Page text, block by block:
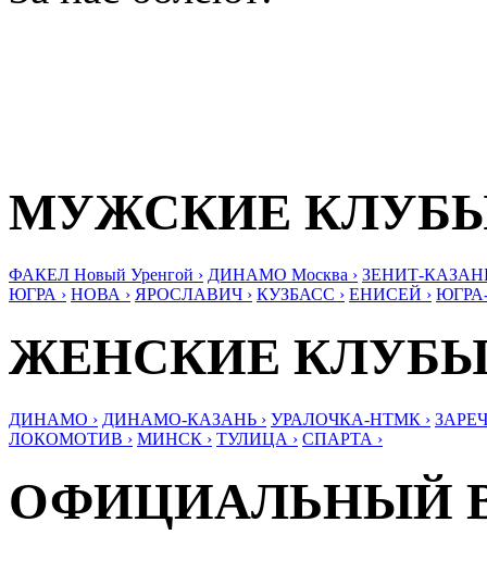
МУЖСКИЕ
ФАКЕЛ Новый Уренгой › ДИНАМО Москва › ЗЕНИТ-
ЮГРА › НОВА › ЯРОСЛАВИЧ › КУЗБАСС › ЕНИСЕЙ ›
ЖЕНСКИЕ
ДИНАМО › ДИНАМО-КАЗАНЬ › УРАЛОЧКА-НТМК ›
ЛОКОМОТИВ › МИНСК › ТУЛИЦА › СПАРТА ›
ОФИЦИАЛЬНЫЙ